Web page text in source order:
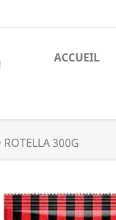
ACCUEIL
ROTELLA 300G